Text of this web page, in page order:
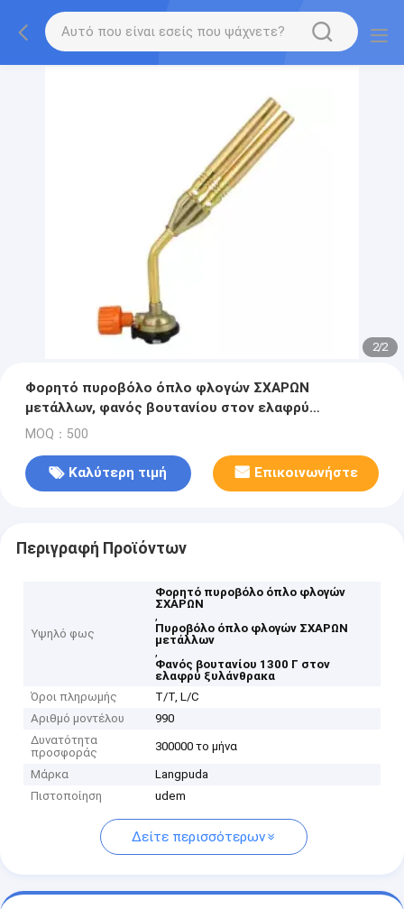
2/2
Φορητό πυροβόλο όπλο φλογών ΣΧΑΡΩΝ
μετάλλων, φανός βουτανίου στον ελαφρύ
ξυλάνθρακα
MOQ：500
Καλύτερη τιμή Επικοινωνήστε
Περιγραφή Προϊόντων
Υψηλό φως
Φορητό πυροβόλο όπλο φλογών
ΣΧΑΡΩΝ
,
Πυροβόλο όπλο φλογών ΣΧΑΡΩΝ
μετάλλων
,
Φανός βουτανίου 1300 Γ στον
ελαφρύ ξυλάνθρακα
Όροι πληρωμής
T/T, L/C
Αριθμό μοντέλου
990
Δυνατότητα
προσφοράς
300000 το μήνα
Μάρκα
Langpuda
Πιστοποίηση
udem
Δείτε περισσότερων